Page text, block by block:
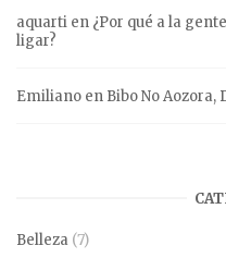
aquarti en ¿Por qué a la
ligar?
Emiliano en Bibo No Aozora,
Belleza (7)